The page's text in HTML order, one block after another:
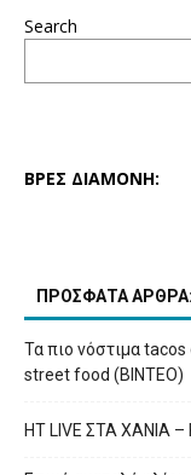
Search
ΒΡΕΣ ΔΙΑΜΟΝΗ:
ΠΡΟΣΦΑΤΑ ΑΡΘΡΑ:
Τα πιο νόστιμα
street food (ΒΙΝΤΕΟ)
HT LIVE ΣΤΑ ΧΑΝΙΑ